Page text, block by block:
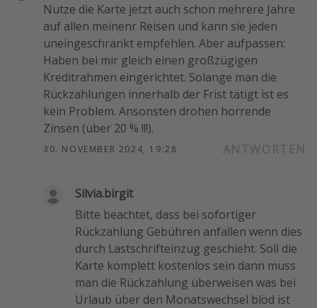
Nutze die Karte jetzt auch schon mehrere Jahre
auf allen meinenr Reisen und kann sie jeden
uneingeschränkt empfehlen. Aber aufpassen:
Haben bei mir gleich einen großzügigen
Kreditrahmen eingerichtet. Solange man die
Rückzahlungen innerhalb der Frist tätigt ist es
kein Problem. Ansonsten drohen horrende
Zinsen (über 20 % !!!).
30. NOVEMBER 2024, 19:28
Silvia.birgit
Bitte beachtet, dass bei sofortiger
Rückzahlung Gebühren anfallen wenn dies
durch Lastschrifteinzug geschieht. Soll die
Karte komplett kostenlos sein dann muss
man die Rückzahlung überweisen was bei
Urlaub über den Monatswechsel blöd ist